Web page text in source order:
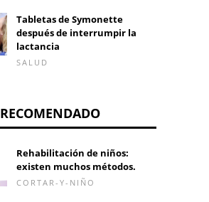
Tabletas de Symonette
después de interrumpir la
lactancia
SALUD
RECOMENDADO
Rehabilitación de niños:
existen muchos métodos.
CORTAR-Y-NIÑO